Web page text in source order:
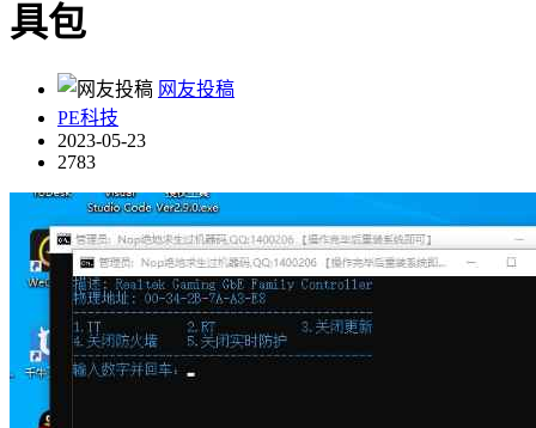
具包
网友投稿
PE科技
2023-05-23
2783